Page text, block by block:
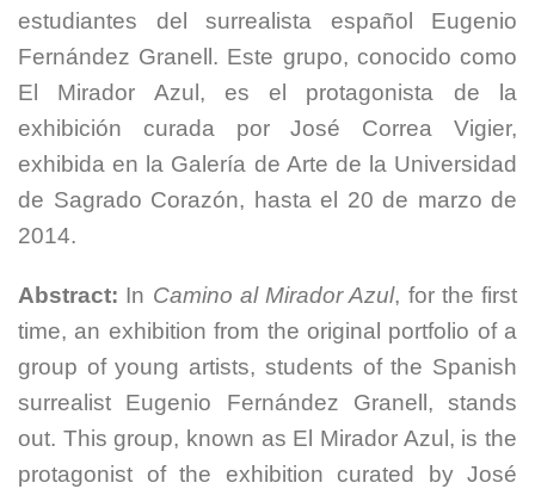
estudiantes del surrealista español Eugenio
Fernández Granell. Este grupo, conocido como
El Mirador Azul, es el protagonista de la
exhibición curada por José Correa Vigier,
exhibida en la Galería de Arte de la Universidad
de Sagrado Corazón, hasta el 20 de marzo de
2014.
Abstract: In Camino al Mirador Azul, for the first
time, an exhibition from the original portfolio of a
group of young artists, students of the Spanish
surrealist Eugenio Fernández Granell, stands
out. This group, known as El Mirador Azul, is the
protagonist of the exhibition curated by José